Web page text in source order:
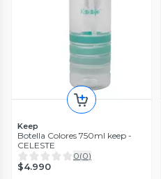
Keep
Botella Colores 750ml keep -
CELESTE
0(0)
$4.990